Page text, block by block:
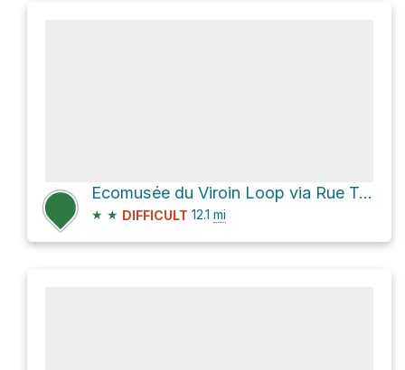
Ecomusée du Viroin Loop via Rue Trou-Maillard
★ ★ DIFFICULT 12.1 mi